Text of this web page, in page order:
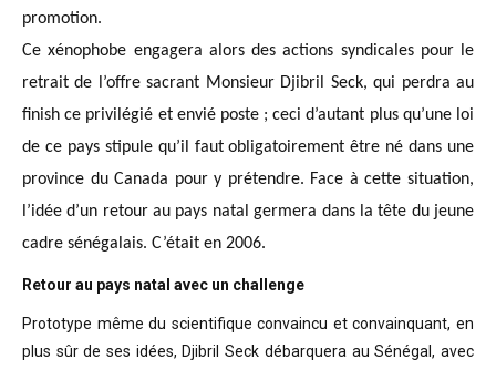
promotion.
Ce xénophobe engagera alors des actions syndicales pour le
retrait de l’offre sacrant Monsieur Djibril Seck, qui perdra au
finish ce privilégié et envié poste ; ceci d’autant plus qu’une loi
de ce pays stipule qu’il faut obligatoirement être né dans une
province du Canada pour y prétendre. Face à cette situation,
l’idée d’un retour au pays natal germera dans la tête du jeune
cadre sénégalais. C’était en 2006.
Retour au pays natal avec un challenge
Prototype même du scientifique convaincu et convainquant, en
plus sûr de ses idées, Djibril Seck débarquera au Sénégal, avec